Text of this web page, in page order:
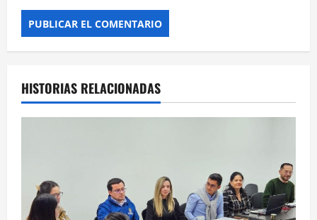
HISTORIAS RELACIONADAS